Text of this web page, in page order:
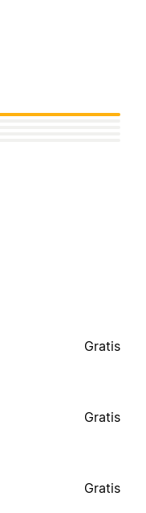
Gratis
Gratis
Gratis